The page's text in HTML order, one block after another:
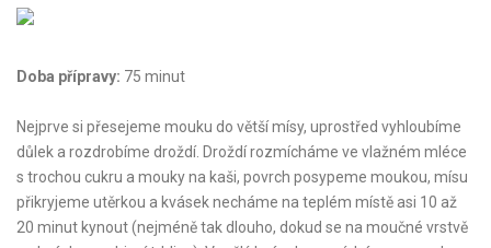
Doba přípravy: 75 minut
Nejprve si přesejeme mouku do větší mísy, uprostřed vyhloubíme
důlek a rozdrobíme droždí. Droždí rozmícháme ve vlažném mléce
s trochou cukru a mouky na kaši, povrch posypeme moukou, mísu
přikryjeme utěrkou a kvásek necháme na teplém místě asi 10 až
20 minut kynout (nejméně tak dlouho, dokud se na moučné vrstvě